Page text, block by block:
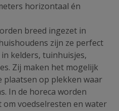
horizontaal én
breed ingezet in
zijn ze perfect
kelders, tuinhuisjes,
Zij maken het mogelijk
plaatsen op plekken waar
In de horeca worden
voedselresten en water